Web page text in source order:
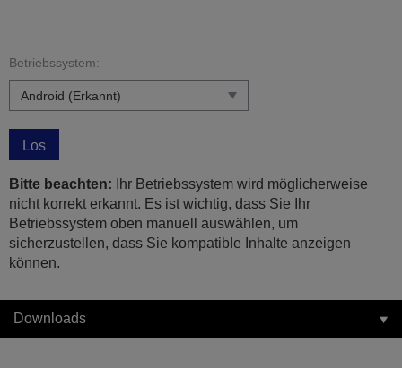
Betriebssystem:
Los
Bitte beachten: Ihr Betriebssystem wird möglicherweise
nicht korrekt erkannt. Es ist wichtig, dass Sie Ihr
Betriebssystem oben manuell auswählen, um
sicherzustellen, dass Sie kompatible Inhalte anzeigen
können.
Downloads